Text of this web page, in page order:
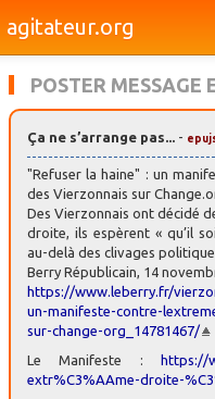
agitateur.org
Bourges & le Cher
Culture
Médias
Dossiers
Brèves
POSTER MESSAGE
Ça ne s’arrange pas... -
"Refuser la haine" : un
des Vierzonnais sur
Des Vierzonnais ont décidé
droite, ils espèrent « qu’il
au-delà des clivages
Berry Républicain, 14
https://www.leberry.fr/
un-manifeste-contre-
sur-change-org_14781467/
Le Manifeste :
https://
extr%C3%AAme-droite-